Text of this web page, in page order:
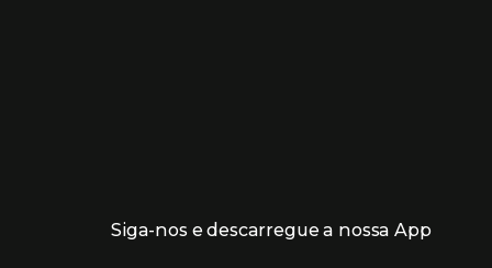
Siga-nos e descarregue a nossa App